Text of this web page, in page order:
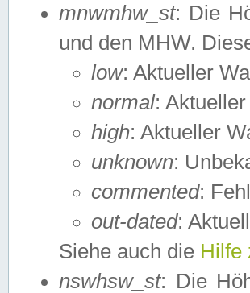
mnwmhw_st: Die
und den MHW.
low: Aktueller
normal:
high: Aktueller
unknown:
commented:
out-dated:
Siehe auch die Hilfe
nswhsw_st: Die